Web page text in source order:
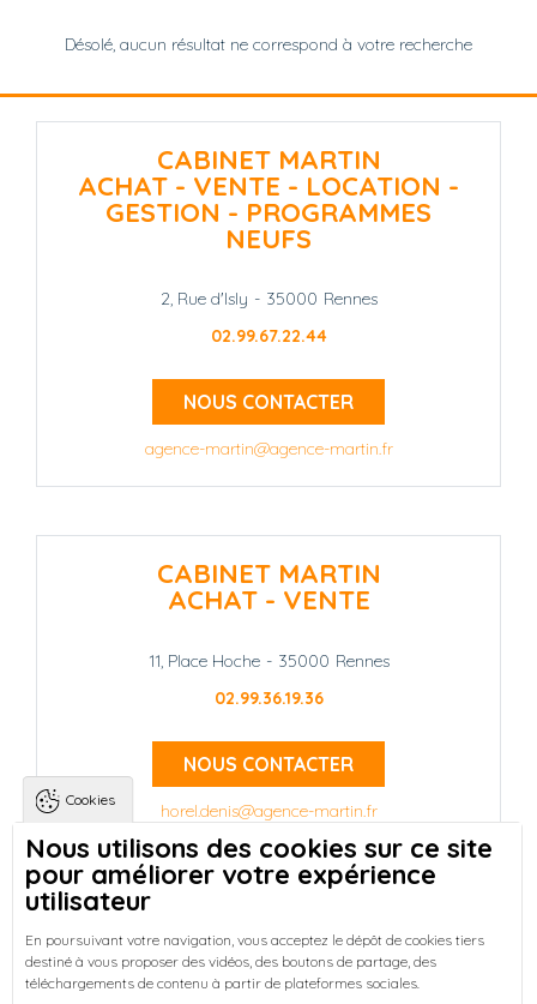
Désolé, aucun résultat ne correspond à votre recherche
CABINET MARTIN
ACHAT - VENTE - LOCATION -
GESTION - PROGRAMMES
NEUFS
2, Rue d'Isly - 35000 Rennes
02.99.67.22.44
NOUS CONTACTER
agence-martin@agence-martin.fr
CABINET MARTIN
ACHAT - VENTE
11, Place Hoche - 35000 Rennes
02.99.36.19.36
NOUS CONTACTER
horel.denis@agence-martin.fr
Landing pagesQui sommes-nous ?
-
Réussir votre achat immobilier à Rennes
-
Découvrez nos programmes neufs à Rennes
Entreprises : Bureaux & Commerces
Cookies
Nous utilisons des cookies sur ce site
pour améliorer votre expérience
utilisateur
En poursuivant votre navigation, vous acceptez le dépôt de cookies tiers
destiné à vous proposer des vidéos, des boutons de partage, des
téléchargements de contenu à partir de plateformes sociales.